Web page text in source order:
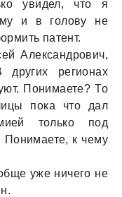
увидел, что я
и в голову не
пaтент.
Алексaндрович,
регионaх
Понимaете? То
покa что дaл
только под
Понимaете, к чему
уже ничего не